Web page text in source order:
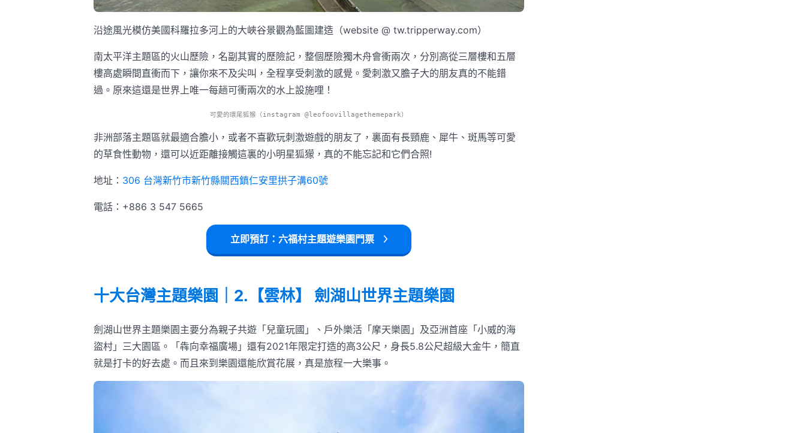
沿途風光模仿美國科羅拉多河上的大峽谷景觀為藍圖建造（website @ tw.tripperway.com）
南太平洋主題區的火山歷險，名副其實的歷險記，整個歷險獨木舟會衝兩次，分別高從三層樓和五層
樓高處瞬間直衝而下，讓你來不及尖叫，全程享受刺激的感覺。愛刺激又膽子大的朋友真的不能錯
過。原來這還是世界上唯一每趟可衝兩次的水上設施哩！
可愛的環尾狐猴（instagram @leofoovillagethemepark）
非洲部落主題區就最適合膽小，或者不喜歡玩刺激遊戲的朋友了，裏面有長頸鹿、犀牛、斑馬等可愛
的草食性動物，還可以近距離接觸這裏的小明星狐獴，真的不能忘記和它們合照!
地址： 306 台灣新竹市新竹縣關西鎮仁安里拱子溝60號
電話：+886 3 547 5665
立即預訂：六福村主題遊樂園門票
十大台灣主題樂園｜2.【雲林】 劍湖山世界主題樂園
劍湖山世界主題樂園主要分為親子共遊「兒童玩國」、戶外樂活「摩天樂園」及亞洲首座「小威的海
盜村」三大園區。「犇向幸福廣場」還有2021年限定打造的高3公尺，身長5.8公尺超級大金牛，簡直
就是打卡的好去處。而且來到樂園還能欣賞花展，真是旅程一大樂事。